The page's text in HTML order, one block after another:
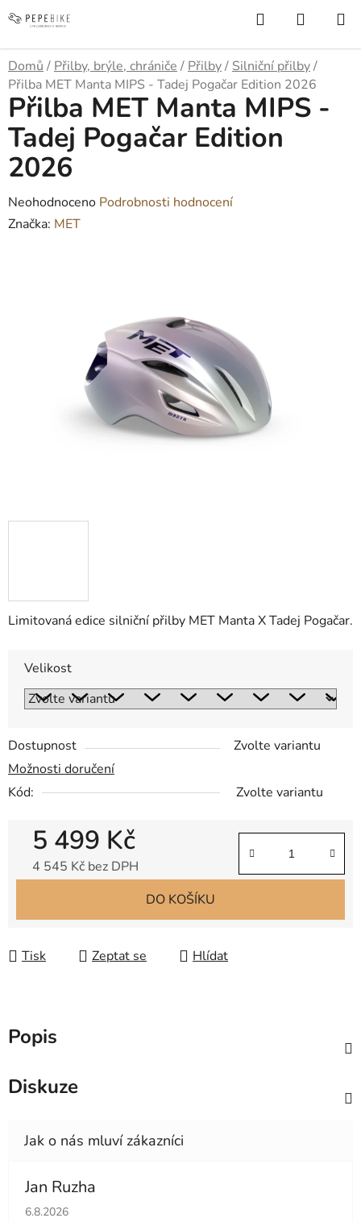
na
Hledat
KOŠÍK
Domů / Přilby, brýle, chrániče / Přilby/ Silniční přilby/
Přilba MET Manta MIPS - Tadej Pogačar Edition 2026
Limitovaná edice silniční přilby MET Manta X Tadej Pogačar.
Velikost
Dostupnost
Zvolte variantu
Možnosti doručení
Kód:
Zvolte variantu
5 499 Kč
4 545 Kč bez DPH
DO KOŠÍKU
Tisk Zeptat se Hlídat
Přilba MET Manta MIPS -
Tadej Pogačar Edition
2026
Průměrné
hodnocení
Neohodnoceno Podrobnosti hodnocení
Značka: MET
Popis
Diskuze
Jan Ruzha
Hodnocení obchodu je 5 z 5 hvězdiček.
6.8.2026